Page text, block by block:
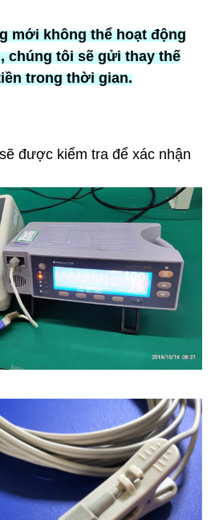
mới không thể hoạt động
chúng tôi sẽ gửi thay thế
trong thời gian.
sẽ được kiểm tra để xác nhận